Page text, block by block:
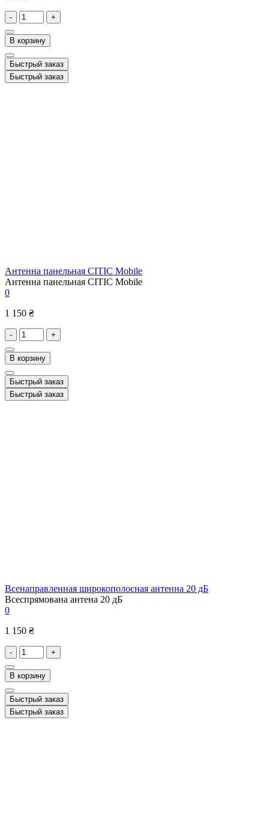
- +
В корзину
Быстрый заказ
Быстрый заказ
Антенна панельная CITIC Mobile
Антенна панельная CITIC Mobile
0
1 150 ₴
- +
В корзину
Быстрый заказ
Быстрый заказ
Всенаправленная широкополосная антенна 20 дБ
Всеспрямована антена 20 дБ
0
1 150 ₴
- +
В корзину
Быстрый заказ
Быстрый заказ